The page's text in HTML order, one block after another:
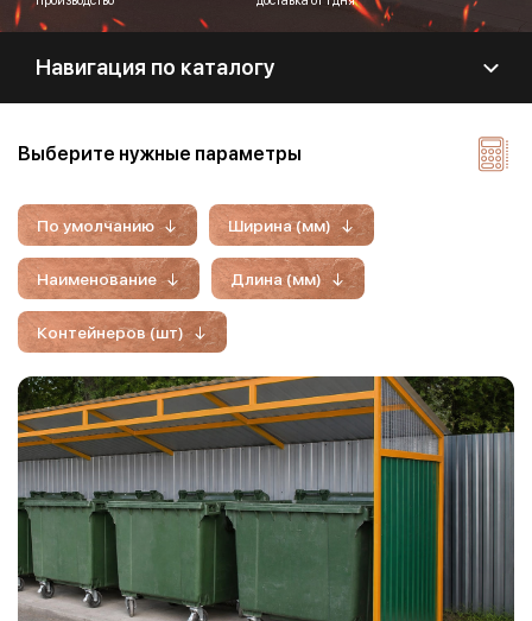
Навигация по каталогу
Выберите нужные параметры
По умолчанию Ширина (мм)
Наименование Длина (мм)
Контейнеров (шт)